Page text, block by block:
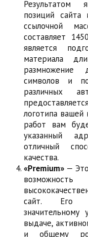
Результатом
позиций сайта
ссылочной
составляет
является
материала
символов и
различных
логотипа вашей
работ вам
указанный
отличный
качества.
«Premium» —
сайт. Его
выдаче,
и общему